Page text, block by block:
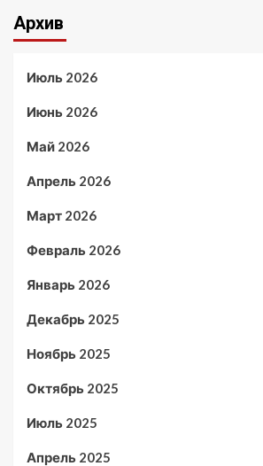
Архив
Июль 2026
Июнь 2026
Май 2026
Апрель 2026
Март 2026
Февраль 2026
Январь 2026
Декабрь 2025
Ноябрь 2025
Октябрь 2025
Июль 2025
Апрель 2025